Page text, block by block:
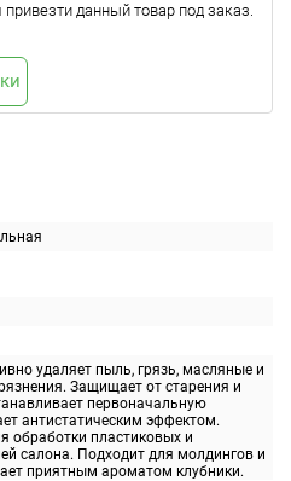
удаляет пыль, грязь, масляные и
Защищает от старения и
первоначальную
антистатическим эффектом.
обработки пластиковых и
салона. Подходит для молдингов и
приятным ароматом клубники.
данный товар под заказ.